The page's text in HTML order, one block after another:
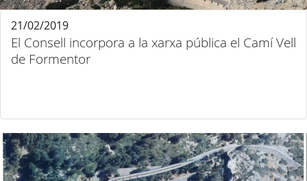
El Consell incorpora a la xarxa pública el Camí Vell
de Formentor
21/02/2019